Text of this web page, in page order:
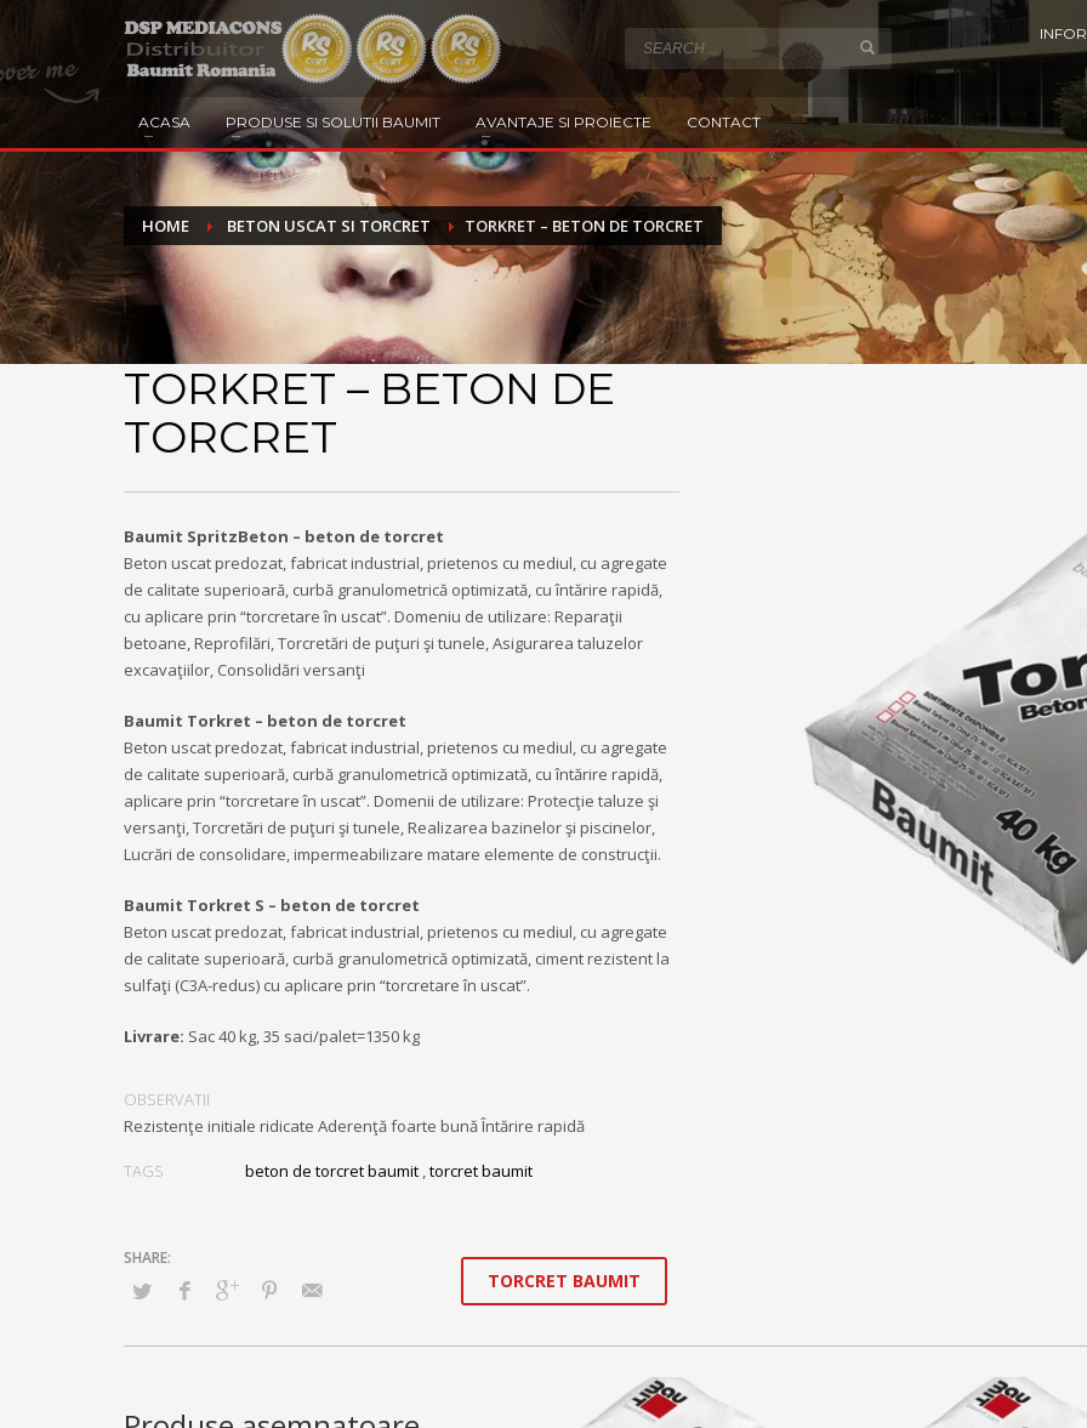
ACASA PRODUSE SI SOLUTII BAUMIT AVANTAJE SI PROIECTE CONTACT
HOME BETON USCAT SI TORCRET TORKRET – BETON DE TORCRET
TORKRET – BETON DE
TORCRET
Baumit SpritzBeton – beton de torcret
Beton uscat predozat, fabricat industrial, prietenos cu mediul, cu agregate
de calitate superioară, curbă granulometrică optimizată, cu întărire rapidă,
cu aplicare prin “torcretare în uscat”. Domeniu de utilizare: Reparaţii
betoane, Reprofilări, Torcretări de puţuri şi tunele, Asigurarea taluzelor
excavaţiilor, Consolidări versanţi
Baumit Torkret – beton de torcret
Beton uscat predozat, fabricat industrial, prietenos cu mediul, cu agregate
de calitate superioară, curbă granulometrică optimizată, cu întărire rapidă,
aplicare prin “torcretare în uscat”. Domenii de utilizare: Protecţie taluze şi
versanţi, Torcretări de puţuri şi tunele, Realizarea bazinelor şi piscinelor,
Lucrări de consolidare, impermeabilizare matare elemente de construcţii.
Baumit Torkret S – beton de torcret
Beton uscat predozat, fabricat industrial, prietenos cu mediul, cu agregate
de calitate superioară, curbă granulometrică optimizată, ciment rezistent la
sulfaţi (C3A-redus) cu aplicare prin “torcretare în uscat”.
Livrare: Sac 40 kg, 35 saci/palet=1350 kg
OBSERVATII
Rezistenţe initiale ridicate Aderenţă foarte bună Întărire rapidă
TAGS beton de torcret baumit ,torcret baumit
TORCRET BAUMIT